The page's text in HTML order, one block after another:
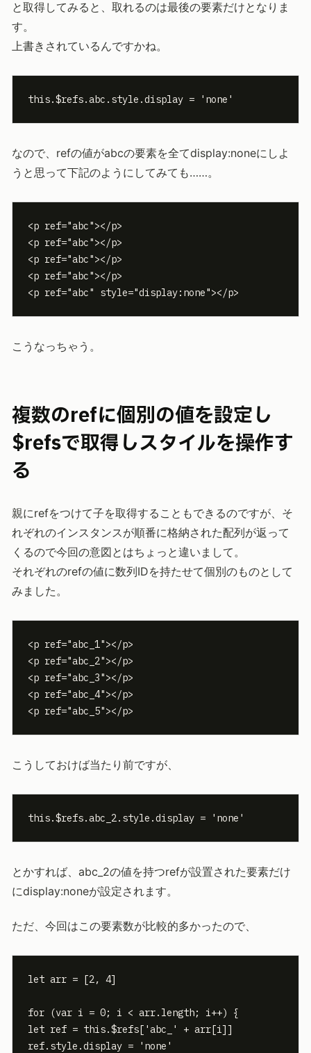
と取得してみると、取れるのは最後の要素だけとなりま
す。
上書きされているんですかね。
this.$refs.abc.style.display = 'none'
なので、refの値がabcの要素を全てdisplay:noneにしよ
うと思って下記のようにしてみても……。
<p ref="abc"></p>
<p ref="abc"></p>
<p ref="abc"></p>
<p ref="abc"></p>
<p ref="abc" style="display:none"></p>
こうなっちゃう。
複数のrefに個別の値を設定し
$refsで取得しスタイルを操作す
る
親にrefをつけて子を取得することもできるのですが、そ
れぞれのインスタンスが順番に格納された配列が返って
くるので今回の意図とはちょっと違いまして。
それぞれのrefの値に数列IDを持たせて個別のものとして
みました。
<p ref="abc_1"></p>
<p ref="abc_2"></p>
<p ref="abc_3"></p>
<p ref="abc_4"></p>
<p ref="abc_5"></p>
こうしておけば当たり前ですが、
this.$refs.abc_2.style.display = 'none'
とかすれば、abc_2の値を持つrefが設置された要素だけ
にdisplay:noneが設定されます。
ただ、今回はこの要素数が比較的多かったので、
let arr = [2, 4]
for (var i = 0; i < arr.length; i++) {
let ref = this.$refs['abc_' + arr[i]]
ref.style.display = 'none'